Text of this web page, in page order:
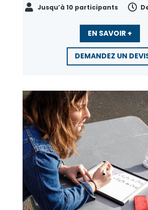
 Jusqu’à 10 participants 
EN SAVOIR +
DEMANDEZ UN